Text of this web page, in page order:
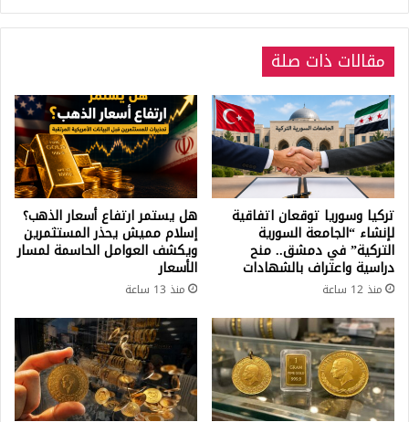
مقالات ذات صلة
تركيا وسوريا توقعان اتفاقية
لإنشاء “الجامعة السورية
التركية” في دمشق.. منح
دراسية واعتراف بالشهادات
منذ 12 ساعة
هل يستمر ارتفاع أسعار الذهب؟
إسلام مميش يحذر المستثمرين
ويكشف العوامل الحاسمة لمسار
الأسعار
منذ 13 ساعة